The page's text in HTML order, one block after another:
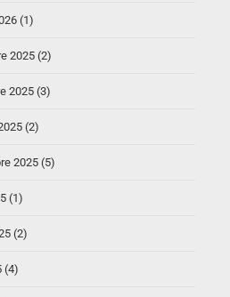
(1)
2025 (2)
2025 (3)
(2)
2025 (5)
(1)
(2)
(4)